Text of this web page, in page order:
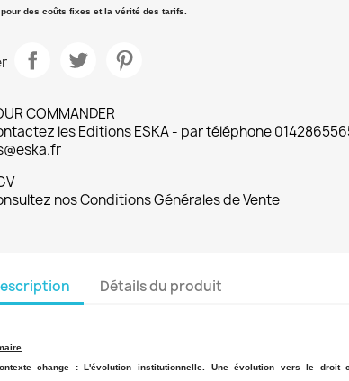
des coûts fixes et la vérité des tarifs.
COMMANDER
les Editions ESKA - par téléphone
nos Conditions Générales de Vente
Détails du produit
change : L'évolution institutionnelle. Une évolution vers le droit